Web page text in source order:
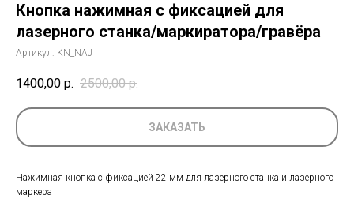
Кнопка нажимная с фиксацией для
лазерного станка/маркиратора/гравёра
Артикул: KN_NAJ
1400,00 р. 2500,00 р.
ЗАКАЗАТЬ
Нажимная кнопка с фиксацией 22 мм для лазерного станка и лазерного
маркера